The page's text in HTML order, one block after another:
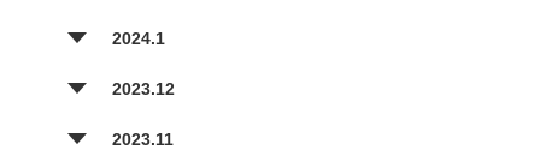
2024.1
2023.12
2023.11